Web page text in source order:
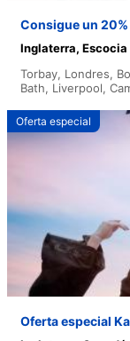
Consigue un
Inglaterra, Escocia
Torbay, Londres,
Bath, Liverpool,
Oferta especial
Oferta especial